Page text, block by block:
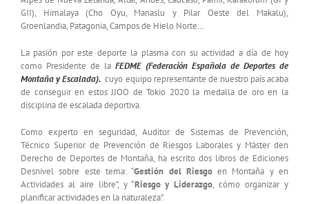
GII), Himalaya (Cho Oyu, Manaslu y Pilar Oeste del Makalu),
Groenlandia, Patagonia, Campos de Hielo Norte…
La pasión por este deporte la plasma con su actividad a día de hoy
como Presidente de la FEDME (Federación Española de Deportes de
Montaña y Escalada). cuyo equipo representante de nuestro país acaba
de conseguir en estos JJOO de Tokio 2020 la medalla de oro en la
disciplina de escalada deportiva.
Como experto en seguridad, Auditor de Sistemas de Prevención,
Técnico Superior de Prevención de Riesgos Laborales y Máster den
Derecho de Deportes de Montaña, ha escrito dos libros de Ediciones
Desnivel sobre este tema: “Gestión del Riesgoen Montaña y en
Actividades al aire libre”, y “Riesgo y Liderazgo, cómo organizar y
planificar actividades en la naturaleza”.